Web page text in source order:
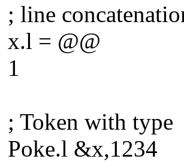
; line
x.l = @@
1
; Token with type
Poke.l &x,1234